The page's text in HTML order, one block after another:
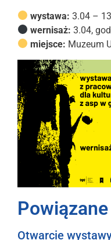
wystawa: 3.04 –
wernisaż: 3.04,
miejsce: Muzeum
Otwarcie